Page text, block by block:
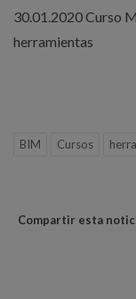
30.01.2020 Curso
herramientas
BIM Cursos
Compartir esta